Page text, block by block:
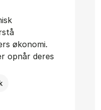
økonomi.
opnår deres